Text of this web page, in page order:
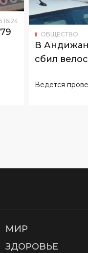
16:24
ОБЩЕСТВО
В
сбил
Ведется
МИР
ЗДОРОВЬЕ